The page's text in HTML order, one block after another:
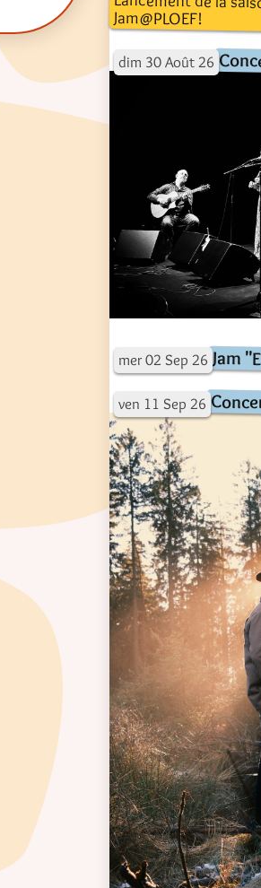
Jam@PLOEF!
dim 30 Août 26
mer 02 Sep 26 Jam
ven 11 Sep 26